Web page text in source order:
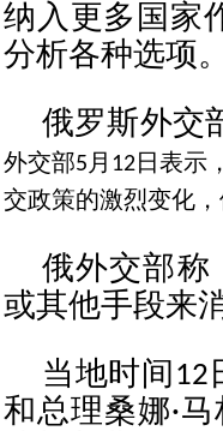
纳入更多国家
分析各种选项
俄罗斯外交
外交部5月12日表示
交政策的激烈变化
俄外交部称
或其他手段来
当地时间12
和总理桑娜·